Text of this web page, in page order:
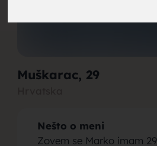
Muškarac, 29
Nešto o meni
Zovem se Marko imam
brak,